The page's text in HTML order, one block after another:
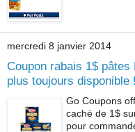
mercredi 8 janvier 2014
Coupon rabais 1$ pâtes
plus toujours disponible !
Go Coupons
caché de 1$
pour